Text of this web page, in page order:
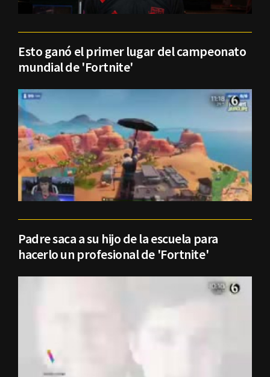
Esto ganó el primer lugar del campeonato
mundial de 'Fortnite'
Padre saca a su hijo de la escuela para
hacerlo un profesional de 'Fortnite'